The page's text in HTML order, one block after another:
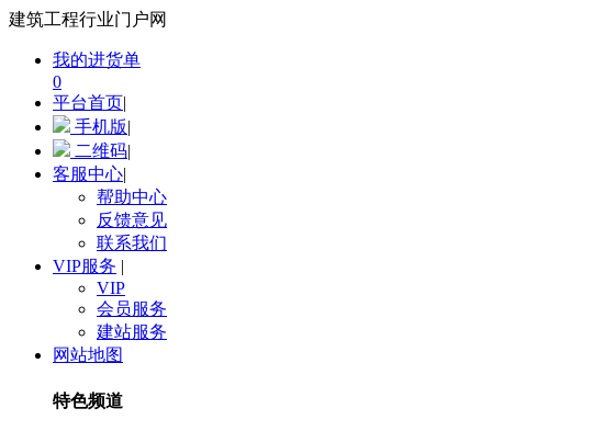
建筑工程行业门户网
我的进货单
0
平台首页|
手机版|
二维码|
客服中心|
帮助中心
反馈意见
联系我们
VIP服务 |
VIP
会员服务
建站服务
网站地图
特色频道